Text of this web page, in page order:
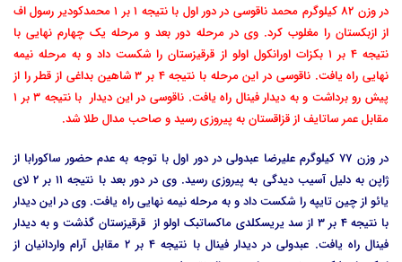
در وزن 82 کیلوگرم محمد ناقوسی در دور اول با نتیجه 1 بر 1 محمدکودیر رسول اف
از ازبکستان را مغلوب کرد. وی در مرحله دور بعد و مرحله یک چهارم نهایی با
نتیجه 4 بر 1 بکزات اورانکول اولو از قرقیزستان را شکست داد و به مرحله نیمه
نهایی راه یافت. ناقوسی در این مرحله با نتیجه 4 بر 3 شاهین بداغی از قطر را از
پیش رو برداشت و به دیدار فینال راه یافت. ناقوسی در این دیدار با نتیجه 3 بر 1
مقابل عمر ساتایف از قزاقستان به پیروزی رسید و صاحب مدال طلا شد.
در وزن 77 کیلوگرم علیرضا عبدولی در دور اول با توجه به عدم حضور ساکورابا از
ژاپن به دلیل آسیب دیدگی به پیروزی رسید. وی در دور بعد با نتیجه 11 بر 2 لای
یائو از چین تایپه را شکست داد و به مرحله نیمه نهایی راه یافت. وی در این دیدار
با نتیجه 4 بر 3 از سد یریسکلدی ماکساتبک اولو از قرقیزستان گذشت و به دیدار
فینال راه یافت. عبدولی در دیدار فینال با نتیجه 4 بر 2 مقابل آرام واردانیان از